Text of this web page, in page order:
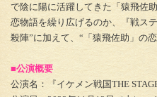
で陰に陽に活躍してきた「猿飛佐
恋物語を繰り広げるのか、『戦ス
殺陣”に加えて、“「猿飛佐助」の
■公演概要
公演名：『イケメン戦国THE